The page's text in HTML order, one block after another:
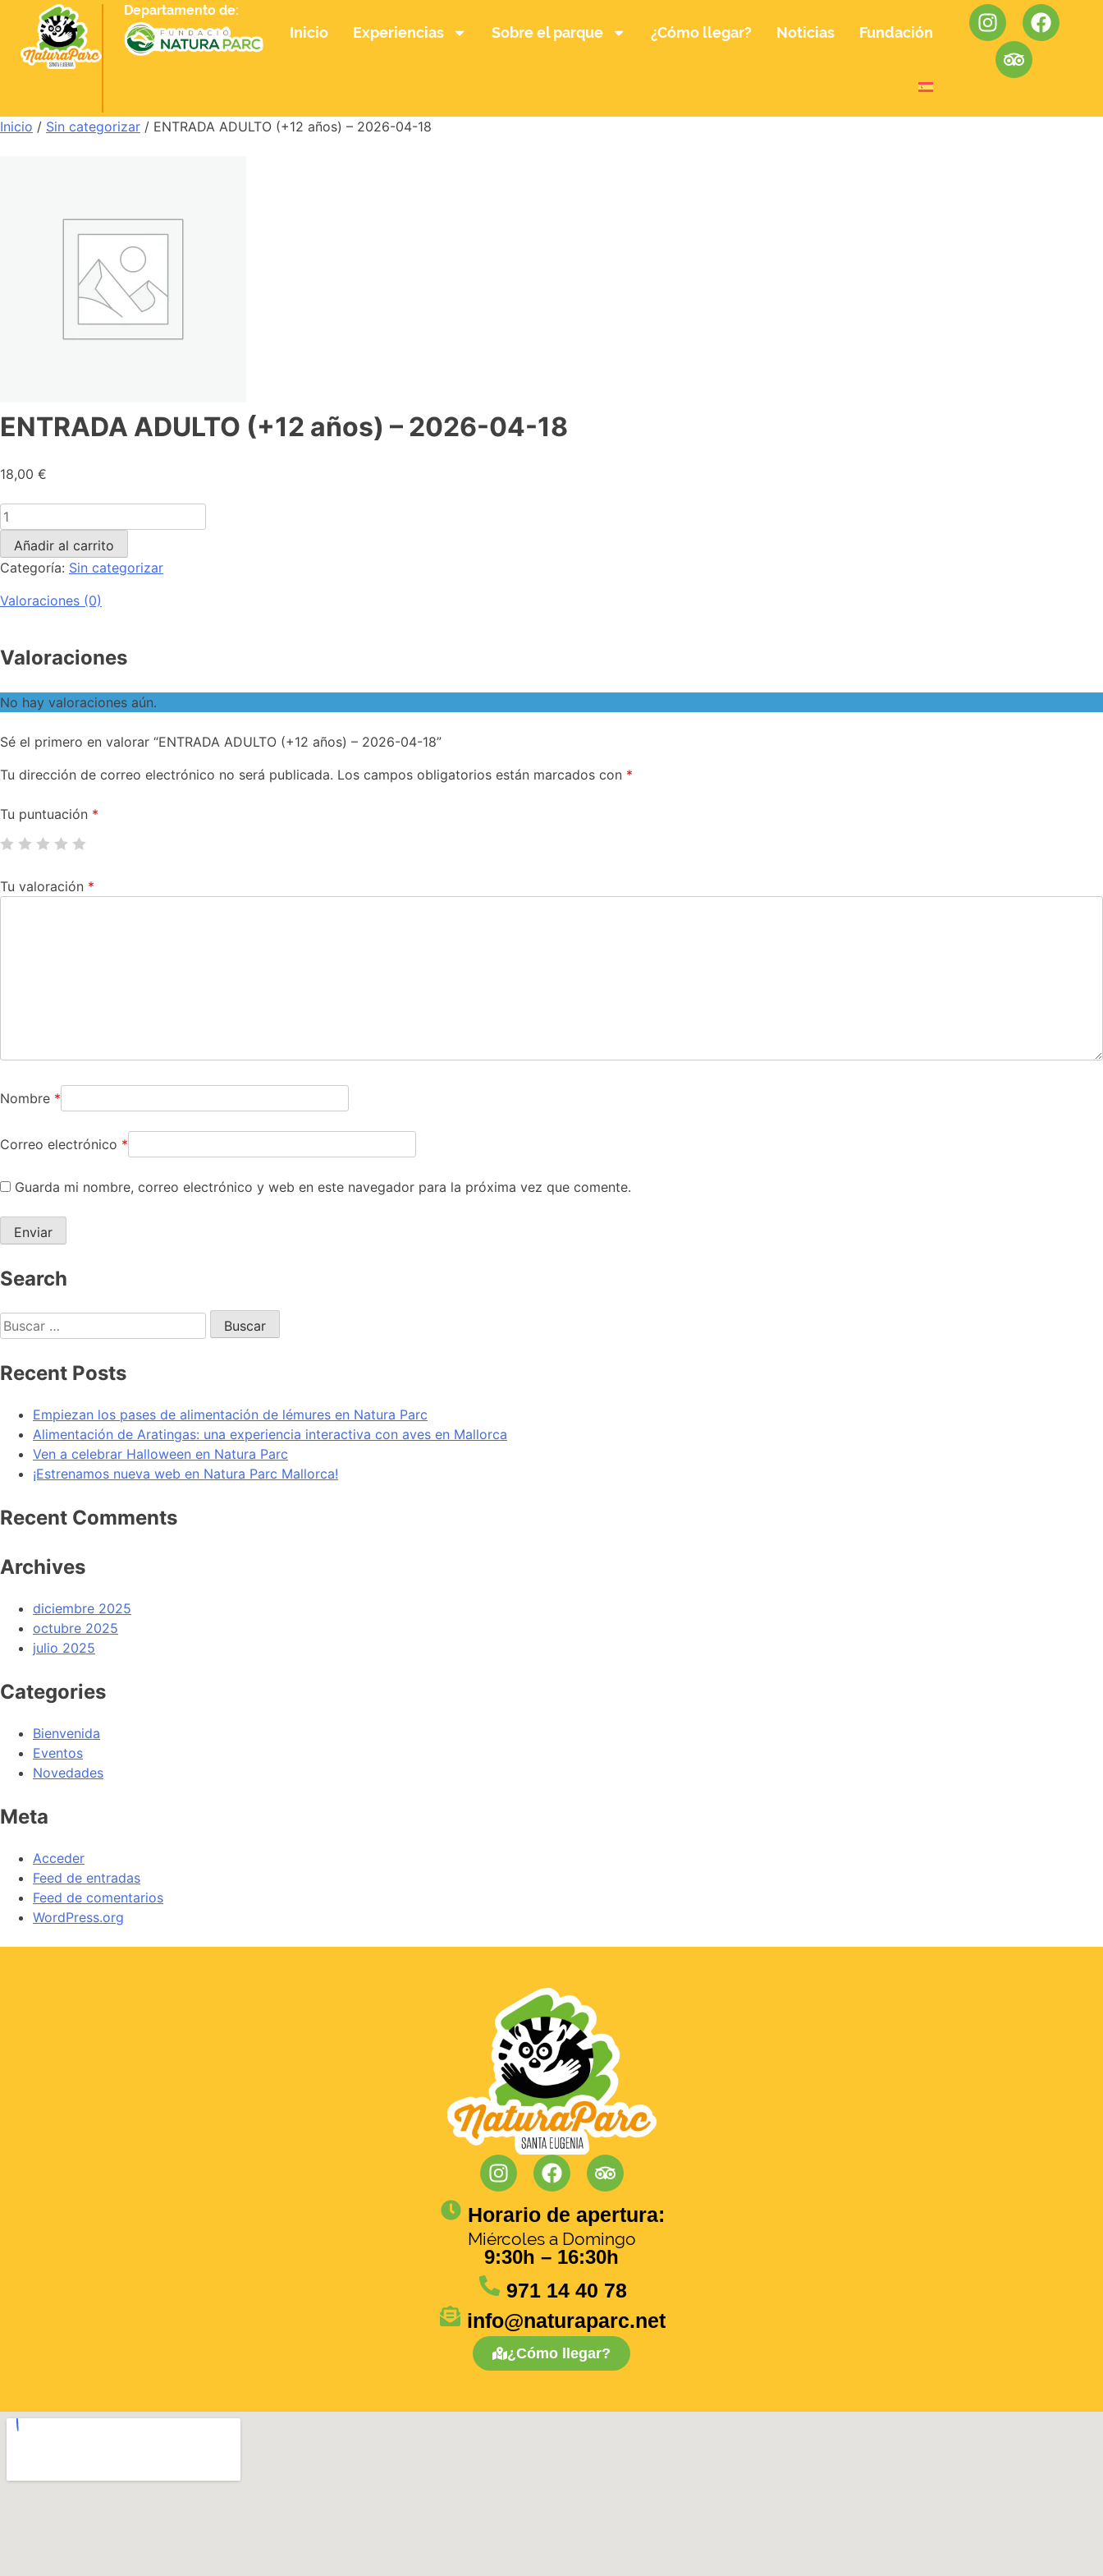
Departamento de:
Inicio Experiencias Sobre el parque ¿Cómo llegar? Noticias Fundación
Inicio / Sin categorizar / ENTRADA ADULTO (+12 años) – 2026-04-18
ENTRADA ADULTO (+12 años) – 2026-04-18
18,00 €
Añadir al carrito
Categoría: Sin categorizar
Valoraciones (0)
Valoraciones
No hay valoraciones aún.
Sé el primero en valorar “ENTRADA ADULTO (+12 años) – 2026-04-18”
Tu dirección de correo electrónico no será publicada. Los campos obligatorios están marcados con *
Tu puntuación *
Tu valoración *
Nombre *
Correo electrónico *
Guarda mi nombre, correo electrónico y web en este navegador para la próxima vez que comente.
Search
Recent Posts
Empiezan los pases de alimentación de lémures en Natura Parc
Alimentación de Aratingas: una experiencia interactiva con aves en Mallorca
Ven a celebrar Halloween en Natura Parc
¡Estrenamos nueva web en Natura Parc Mallorca!
Recent Comments
Archives
diciembre 2025
octubre 2025
julio 2025
Categories
Bienvenida
Eventos
Novedades
Meta
Acceder
Feed de entradas
Feed de comentarios
WordPress.org
Horario de apertura:
Miércoles a Domingo
9:30h – 16:30h
971 14 40 78
info@naturaparc.net
¿Cómo llegar?